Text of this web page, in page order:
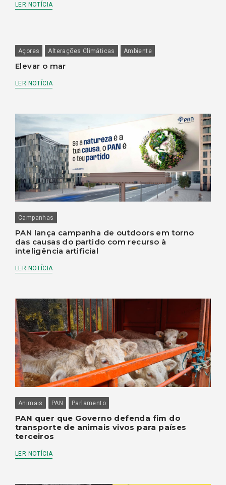
LER NOTÍCIA
Açores Alterações Climáticas Ambiente
Elevar o mar
LER NOTÍCIA
Campanhas
PAN lança campanha de outdoors em torno
das causas do partido com recurso à
inteligência artificial
LER NOTÍCIA
Animais PAN Parlamento
PAN quer que Governo defenda fim do
transporte de animais vivos para países
terceiros
LER NOTÍCIA